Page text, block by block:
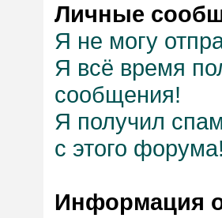
Личные
Я не могу
Я всё время
сообщения!
Я получил
с этого
Информация